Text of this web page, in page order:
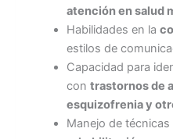
atención en salud
Habilidades en la
estilos de
Capacidad para
con trastornos de
esquizofrenia y
Manejo de técnicas